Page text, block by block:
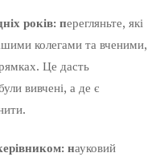
років: перегляньте, які
колегами та вченими,
Це дасть
вивчені, а де є
науковий